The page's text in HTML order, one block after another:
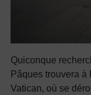
Quiconque
Pâques trouvera à
Vatican, où se